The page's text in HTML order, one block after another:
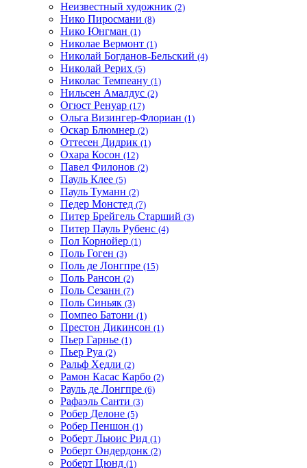
Неизвестный художник (2)
Нико Пиросмани (8)
Нико Юнгман (1)
Николае Вермонт (1)
Николай Богданов-Бельский (4)
Николай Рерих (5)
Николас Темпеану (1)
Нильсен Амалдус (2)
Огюст Ренуар (17)
Ольга Визингер-Флориан (1)
Оскар Блюмнер (2)
Оттесен Дидрик (1)
Охара Косон (12)
Павел Филонов (2)
Пауль Клее (5)
Пауль Туманн (2)
Педер Монстед (7)
Питер Брейгель Старший (3)
Питер Пауль Рубенс (4)
Пол Корнойер (1)
Поль Гоген (3)
Поль де Лонгпре (15)
Поль Рансон (2)
Поль Сезанн (7)
Поль Синьяк (3)
Помпео Батони (1)
Престон Дикинсон (1)
Пьер Гарнье (1)
Пьер Руа (2)
Ральф Хедли (2)
Рамон Касас Карбо (2)
Рауль де Лонгпре (6)
Рафаэль Санти (3)
Робер Делоне (5)
Робер Пеншон (1)
Роберт Льюис Рид (1)
Роберт Ондердонк (2)
Роберт Цюнд (1)